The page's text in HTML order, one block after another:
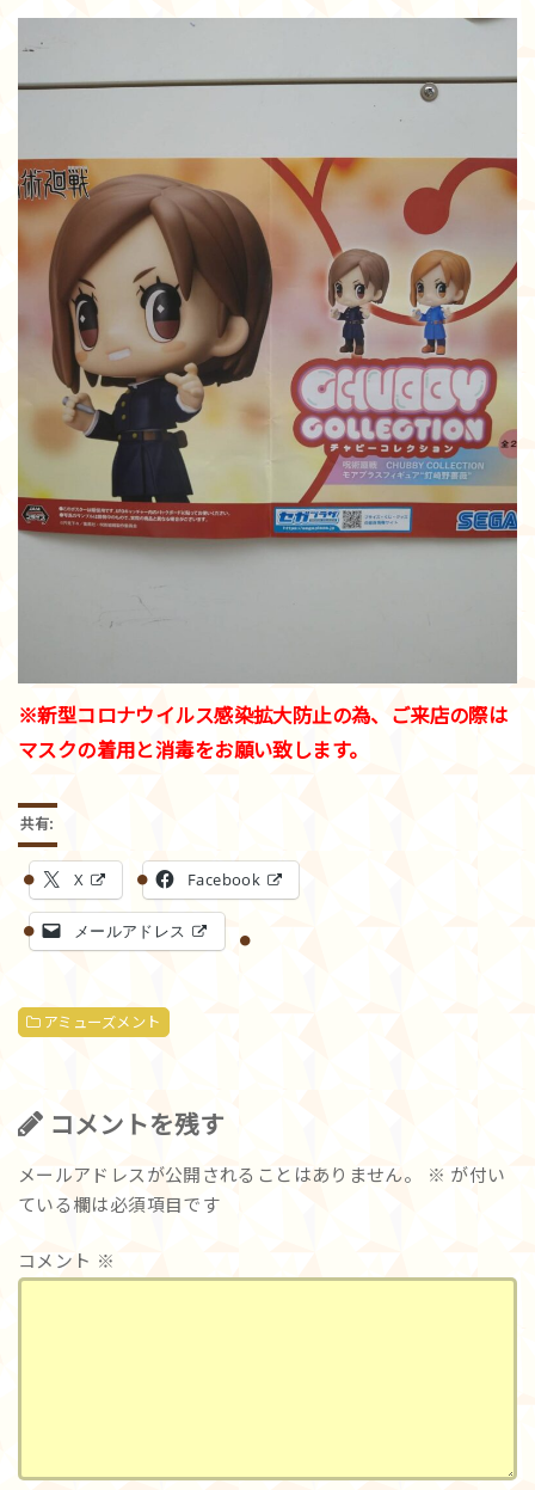
※新型コロナウイルス感染拡大防止の為、ご来店の際は
マスクの着用と消毒をお願い致します。
共有:
X Facebook
メールアドレス
アミューズメント
コメントを残す
メールアドレスが公開されることはありません。 ※ が付い
ている欄は必須項目です
コメント ※